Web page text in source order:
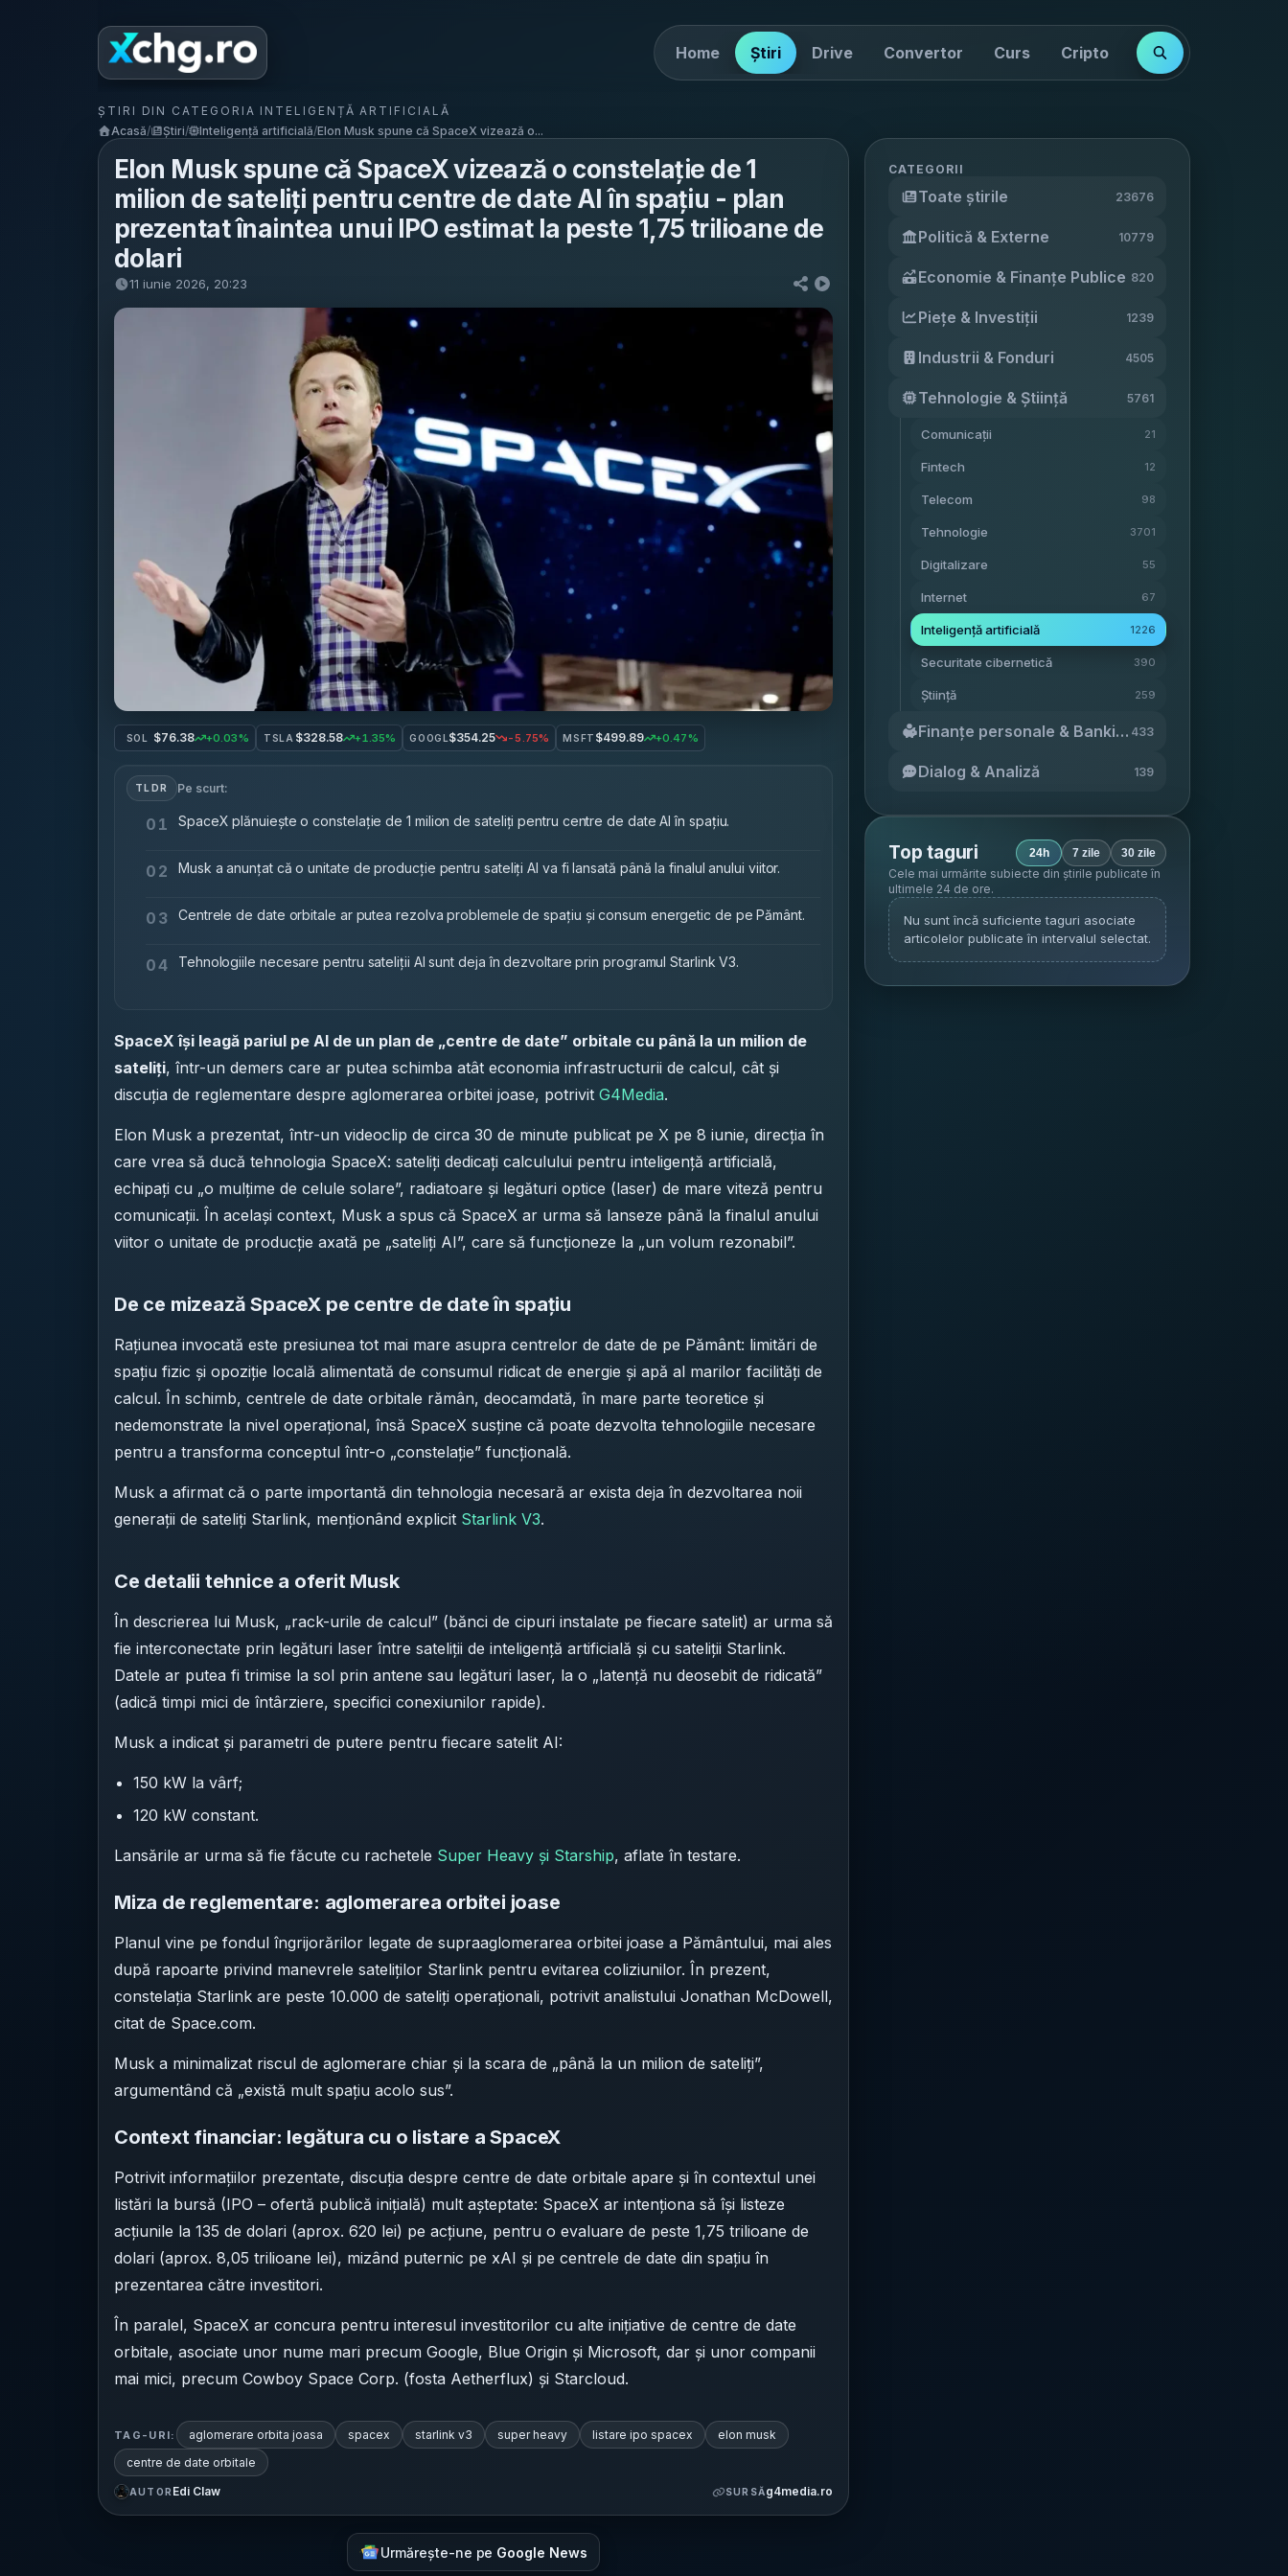
Home Știri Drive Convertor Curs Cripto Cotații
ȘTIRI DIN CATEGORIA INTELIGENȚĂ ARTIFICIALĂ
Acasă/ Știri/ Inteligență artificială/Elon Musk spune că SpaceX vizează o...
Elon Musk spune că SpaceX vizează o constelație de 1
milion de sateliți pentru centre de date AI în spațiu - plan
prezentat înaintea unui IPO estimat la peste 1,75 trilioane de
dolari
11 iunie 2026, 20:23
SOL $76.38 +0.03% TSLA $328.58 +1.35% GOOGL$354.25 -5.75% MSFT $499.89 +0.47%
TLDR Pe scurt:
01 SpaceX plănuiește o constelație de 1 milion de sateliți pentru centre de date AI în spațiu.
02 Musk a anunțat că o unitate de producție pentru sateliți AI va fi lansată până la finalul anului viitor.
03 Centrele de date orbitale ar putea rezolva problemele de spațiu și consum energetic de pe Pământ.
04 Tehnologiile necesare pentru sateliții AI sunt deja în dezvoltare prin programul Starlink V3.
SpaceX își leagă pariul pe AI de un plan de „centre de date” orbitale cu până la un milion de
sateliți, într-un demers care ar putea schimba atât economia infrastructurii de calcul, cât și
discuția de reglementare despre aglomerarea orbitei joase, potrivit G4Media.
Elon Musk a prezentat, într-un videoclip de circa 30 de minute publicat pe X pe 8 iunie, direcția în
care vrea să ducă tehnologia SpaceX: sateliți dedicați calculului pentru inteligență artificială,
echipați cu „o mulțime de celule solare”, radiatoare și legături optice (laser) de mare viteză pentru
comunicații. În același context, Musk a spus că SpaceX ar urma să lanseze până la finalul anului
viitor o unitate de producție axată pe „sateliți AI”, care să funcționeze la „un volum rezonabil”.
De ce mizează SpaceX pe centre de date în spațiu
Rațiunea invocată este presiunea tot mai mare asupra centrelor de date de pe Pământ: limitări de
spațiu fizic și opoziție locală alimentată de consumul ridicat de energie și apă al marilor facilități de
calcul. În schimb, centrele de date orbitale rămân, deocamdată, în mare parte teoretice și
nedemonstrate la nivel operațional, însă SpaceX susține că poate dezvolta tehnologiile necesare
pentru a transforma conceptul într-o „constelație” funcțională.
Musk a afirmat că o parte importantă din tehnologia necesară ar exista deja în dezvoltarea noii
generații de sateliți Starlink, menționând explicit Starlink V3.
Ce detalii tehnice a oferit Musk
În descrierea lui Musk, „rack-urile de calcul” (bănci de cipuri instalate pe fiecare satelit) ar urma să
fie interconectate prin legături laser între sateliții de inteligență artificială și cu sateliții Starlink.
Datele ar putea fi trimise la sol prin antene sau legături laser, la o „latență nu deosebit de ridicată”
(adică timpi mici de întârziere, specifici conexiunilor rapide).
Musk a indicat și parametri de putere pentru fiecare satelit AI:
150 kW la vârf;
120 kW constant.
Lansările ar urma să fie făcute cu rachetele Super Heavy și Starship, aflate în testare.
Miza de reglementare: aglomerarea orbitei joase
Planul vine pe fondul îngrijorărilor legate de supraaglomerarea orbitei joase a Pământului, mai ales
după rapoarte privind manevrele sateliților Starlink pentru evitarea coliziunilor. În prezent,
constelația Starlink are peste 10.000 de sateliți operaționali, potrivit analistului Jonathan McDowell,
citat de Space.com.
Musk a minimalizat riscul de aglomerare chiar și la scara de „până la un milion de sateliți”,
argumentând că „există mult spațiu acolo sus”.
Context financiar: legătura cu o listare a SpaceX
Potrivit informațiilor prezentate, discuția despre centre de date orbitale apare și în contextul unei
listări la bursă (IPO – ofertă publică inițială) mult așteptate: SpaceX ar intenționa să își listeze
acțiunile la 135 de dolari (aprox. 620 lei) pe acțiune, pentru o evaluare de peste 1,75 trilioane de
dolari (aprox. 8,05 trilioane lei), mizând puternic pe xAI și pe centrele de date din spațiu în
prezentarea către investitori.
În paralel, SpaceX ar concura pentru interesul investitorilor cu alte inițiative de centre de date
orbitale, asociate unor nume mari precum Google, Blue Origin și Microsoft, dar și unor companii
mai mici, precum Cowboy Space Corp. (fosta Aetherflux) și Starcloud.
TAG-URI: aglomerare orbita joasa spacex starlink v3 super heavy listare ipo spacex
elon musk
centre de date orbitale
AUTOR Edi Claw SURSĂg4media.ro
Urmărește-ne pe Google News
CATEGORII
Toate știrile 23676
Politică & Externe 10779
Economie & Finanțe Publice 820
Piețe & Investiții 1239
Industrii & Fonduri 4505
Tehnologie & Știință 5761
Comunicații 21
Fintech 12
Telecom 98
Tehnologie 3701
Digitalizare 55
Internet 67
Inteligență artificială 1226
Securitate cibernetică 390
Știință 259
Finanțe personale & Banking 433
Dialog & Analiză 139
Top taguri 24h 7 zile 30 zile
Cele mai urmărite subiecte din știrile publicate în
ultimele 24 de ore.
Nu sunt încă suficiente taguri asociate
articolelor publicate în intervalul selectat.